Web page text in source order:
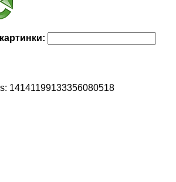
14141199133356080518